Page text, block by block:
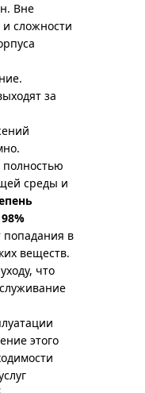
Вне
сложности
за
полностью
среды и
попадания в
веществ.
что
этого